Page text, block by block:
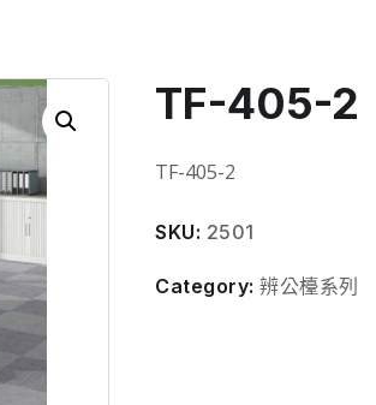
TF-405-2
TF-405-2
SKU: 2501
Category:辨公檯系列